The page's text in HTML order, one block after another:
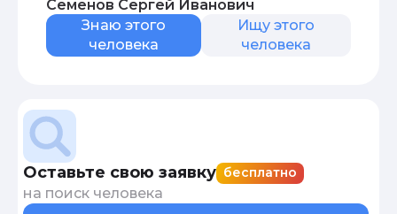
Семенов Сергей Иванович
Знаю этого
человека
Ищу этого
человека
Оставьте свою заявку бесплатно
на поиск человека